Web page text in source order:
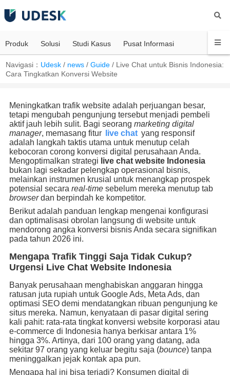
Produk Solusi Studi Kasus Pusat Informasi
Navigasi： Udesk / news /Guide / Live Chat untuk Bisnis Indonesia:
Cara Tingkatkan Konversi Website
Meningkatkan trafik website adalah perjuangan besar,
tetapi mengubah pengunjung tersebut menjadi pembeli
aktif jauh lebih sulit. Bagi seorang marketing digital
manager, memasang fitur live chat yang responsif
adalah langkah taktis utama untuk menutup celah
kebocoran corong konversi digital perusahaan Anda.
Mengoptimalkan strategi live chat website Indonesia
bukan lagi sekadar pelengkap operasional bisnis,
melainkan instrumen krusial untuk menangkap prospek
potensial secara real-timesebelum mereka menutup tab
browserdan berpindah ke kompetitor.
Berikut adalah panduan lengkap mengenai konfigurasi
dan optimalisasi obrolan langsung di website untuk
mendorong angka konversi bisnis Anda secara signifikan
pada tahun 2026 ini.
Mengapa Trafik Tinggi Saja Tidak Cukup?
Urgensi Live Chat Website Indonesia
Banyak perusahaan menghabiskan anggaran hingga
ratusan juta rupiah untuk Google Ads, Meta Ads, dan
optimasi SEO demi mendatangkan ribuan pengunjung ke
situs mereka. Namun, kenyataan di pasar digital sering
kali pahit: rata-rata tingkat konversi website korporasi atau
e-commerce di Indonesia hanya berkisar antara 1%
hingga 3%. Artinya, dari 100 orang yang datang, ada
sekitar 97 orang yang keluar begitu saja (bounce) tanpa
meninggalkan jejak kontak apa pun.
Mengapa hal ini bisa terjadi? Konsumen digital di